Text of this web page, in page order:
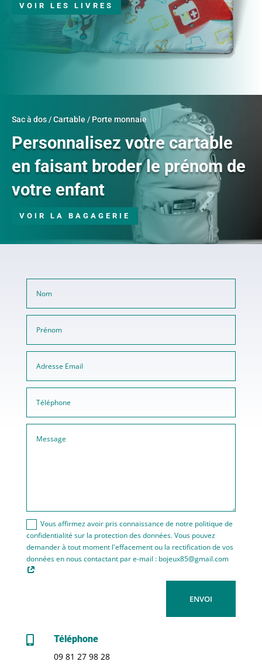
VOIR LES LIVRES
Sac à dos / Cartable / Porte monnaie
Personnalisez votre cartable
en faisant broder le prénom de
votre enfant
VOIR LA BAGAGERIE
Vous affirmez avoir pris connaissance de notre politique de
confidentialité sur la protection des données. Vous pouvez
demander à tout moment l'effacement ou la rectification de vos
données en nous contactant par e-mail : bojeux85@gmail.com
ENVOI

Téléphone
09 81 27 98 28